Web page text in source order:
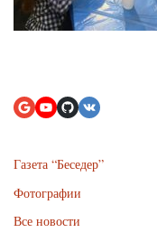
Газета “Беседер”
Фотографии
Все новости